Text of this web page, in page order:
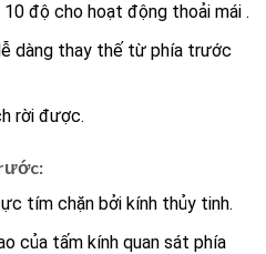
độ cho hoạt động thoải mái .
dàng thay thế từ phía trước
rời được.
tím chặn bởi kính thủy tinh.
của tấm kính quan sát phía